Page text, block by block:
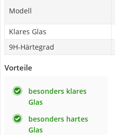
Modell
Klares Glas
9H-Härtegrad
Vorteile
besonders klares
Glas
besonders hartes
Glas